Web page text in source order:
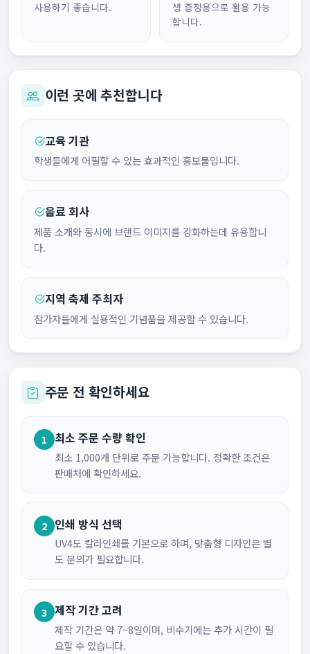
사용하기 좋습니다.
생 증정용으로 활용 가능
합니다.
이런 곳에 추천합니다
교육 기관
학생들에게 어필할 수 있는 효과적인 홍보물입니다.
음료 회사
제품 소개와 동시에 브랜드 이미지를 강화하는데 유용합니
다.
지역 축제 주최자
참가자들에게 실용적인 기념품을 제공할 수 있습니다.
주문 전 확인하세요
1 최소 주문 수량 확인
최소 1,000개 단위로 주문 가능합니다. 정확한 조건은
판매처에 확인하세요.
2 인쇄 방식 선택
UV4도 칼라인쇄를 기본으로 하며, 맞춤형 디자인은 별
도 문의가 필요합니다.
3 제작 기간 고려
제작 기간은 약 7~8일이며, 비수기에는 추가 시간이 필
요할 수 있습니다.